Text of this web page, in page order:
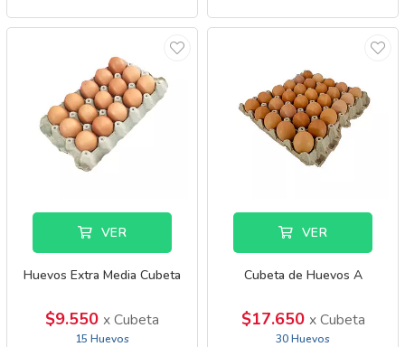
VER
Huevos Extra Media Cubeta
$9.550 x Cubeta
15 Huevos
VER
Cubeta de Huevos A
$17.650 x Cubeta
30 Huevos